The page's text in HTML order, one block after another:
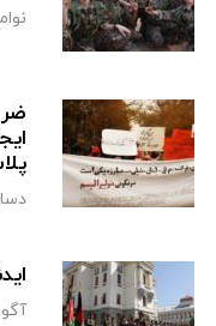
نوامبر